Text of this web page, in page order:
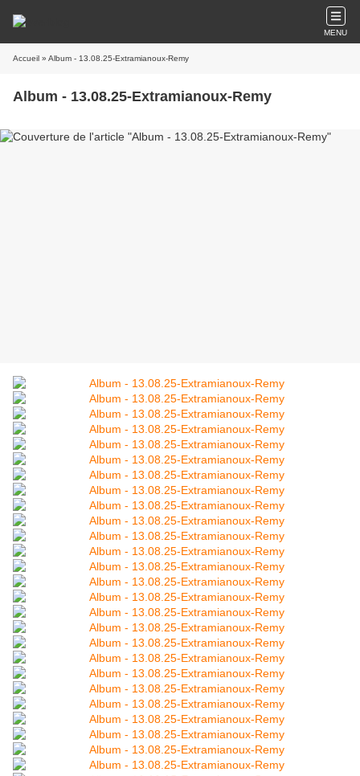
MENU
Accueil » Album - 13.08.25-Extramianoux-Remy
Album - 13.08.25-Extramianoux-Remy